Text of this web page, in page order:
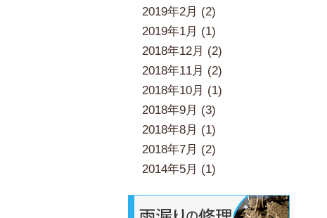
2019年2月 (2)
2019年1月 (1)
2018年12月 (2)
2018年11月 (2)
2018年10月 (1)
2018年9月 (3)
2018年8月 (1)
2018年7月 (2)
2014年5月 (1)